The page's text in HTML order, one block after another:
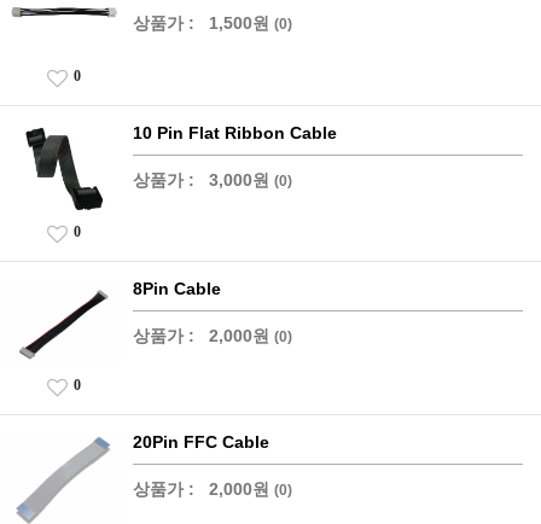
상품가 : 1,500원 (0)
0
10 Pin Flat Ribbon Cable
상품가 : 3,000원 (0)
0
8Pin Cable
상품가 : 2,000원 (0)
0
20Pin FFC Cable
상품가 : 2,000원 (0)